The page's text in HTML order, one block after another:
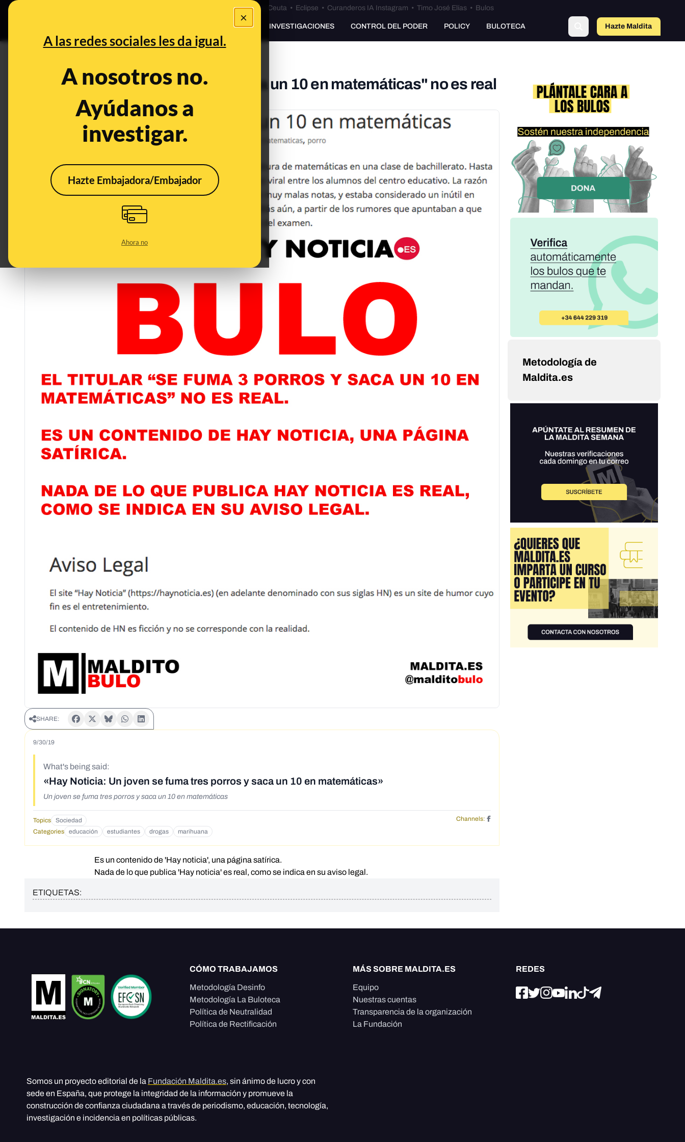
×
A las redes sociales les da igual.
A nosotros no.
Ayúdanos a
investigar.
Hazte Embajadora/Embajador
Ahora no
Especial Ceuta•Bulos Ceuta • Eclipse • Curanderos IA Instagram • Timo José Elías • Bulos
PREBUNKING INVESTIGACIONES CONTROL DEL PODER POLICY BULOTECA Hazte Maldita
El titular "se fuma tres porros y saca un 10 en matemáticas" no es real
Jul 6, 2018, 10:46:00 AM
SHARE:
9/30/19
What's being said:
«Hay Noticia: Un joven se fuma tres porros y saca un 10 en matemáticas»
Un joven se fuma tres porros y saca un 10 en matemáticas
Topics Sociedad
Channels:
Categories
educación estudiantes drogas marihuana
Es un contenido de 'Hay noticia', una página satírica.
Nada de lo que publica 'Hay noticia' es real, como se indica en su aviso legal.
ETIQUETAS:
Metodología de
Maldita.es
CÓMO TRABAJAMOS
Metodología Desinfo
Metodología La Buloteca
Política de Neutralidad
Política de Rectificación
MÁS SOBRE MALDITA.ES
Equipo
Nuestras cuentas
Transparencia de la organización
La Fundación
REDES
Somos un proyecto editorial de la Fundación Maldita.es, sin ánimo de lucro y con
sede en España, que protege la integridad de la información y promueve la
construcción de confianza ciudadana a través de periodismo, educación, tecnología,
investigación e incidencia en políticas públicas.